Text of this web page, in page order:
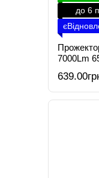
до 6
7000Lm